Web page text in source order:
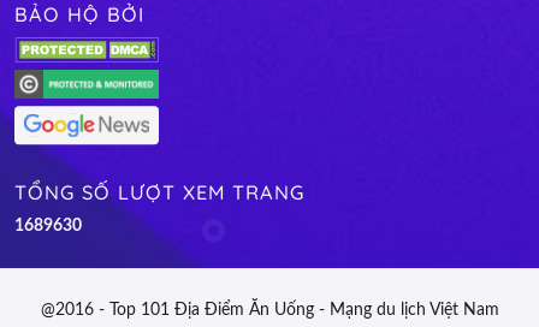
BẢO HỘ BỞI
TỔNG SỐ LƯỢT XEM TRANG
1689630
@2016 - Top 101 Địa Điểm Ăn Uống - Mạng du lịch Việt Nam